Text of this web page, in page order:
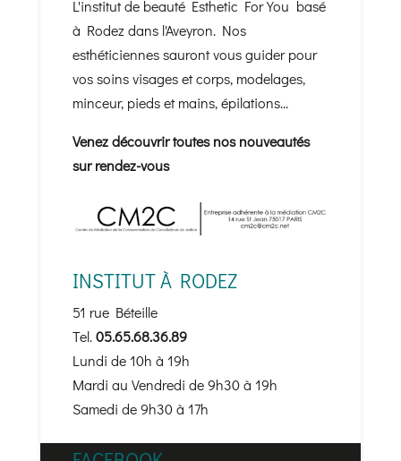
L'institut de beauté Esthetic For You basé
à Rodez dans l'Aveyron. Nos
esthéticiennes sauront vous guider pour
vos soins visages et corps, modelages,
minceur, pieds et mains, épilations...
Venez découvrir toutes nos nouveautés
sur rendez-vous
INSTITUT À RODEZ
51 rue Béteille
Tel.05.65.68.36.89
Lundi de 10h à 19h
Mardi au Vendredi de 9h30 à 19h
Samedi de 9h30 à 17h